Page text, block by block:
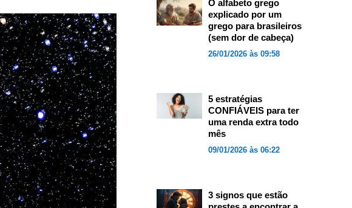
O alfabeto grego
explicado por um
grego para brasileiros
(sem dor de cabeça)
26/01/2026 às 09:58
5 estratégias
CONFIÁVEIS para ter
uma renda extra todo
mês
09/01/2026 às 06:22
3 signos que estão